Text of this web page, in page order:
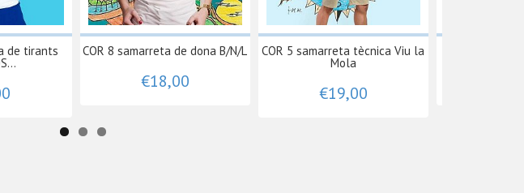
de tirants COR 8 samarreta de dona B/N/L
€18,00
COR 5 samarreta tècnica Viu la
Mola
€19,00